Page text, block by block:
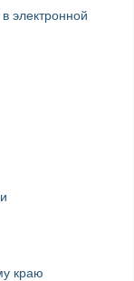
электронной
краю